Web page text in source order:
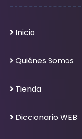
Inicio
Quiénes Somos
Tienda
Diccionario WEB